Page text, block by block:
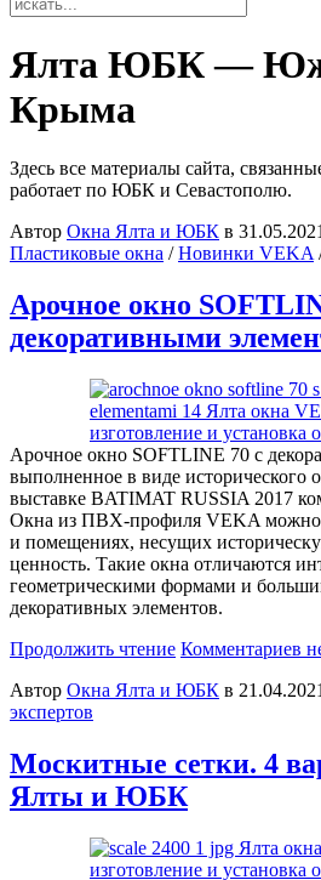
Ялта ЮБК —
Крыма
Здесь все материалы сайта,
работает по ЮБК и Севастополю.
Автор Окна Ялта и ЮБК в
Пластиковые окна /Новинки VEKA
Арочное окно
декоративными
Арочное окно SOFTLINE 70 с
выполненное в виде исторического
выставке BATIMAT RUSSIA 2017
Окна из ПВХ-профиля VEKA можно
и помещениях, несущих
ценность. Такие окна отличаются
геометрическими формами и
декоративных элементов.
Продолжить чтение Комментариев
Автор Окна Ялта и ЮБК в 21.04.2021
экспертов
Москитные сетки. 4
Ялты и ЮБК